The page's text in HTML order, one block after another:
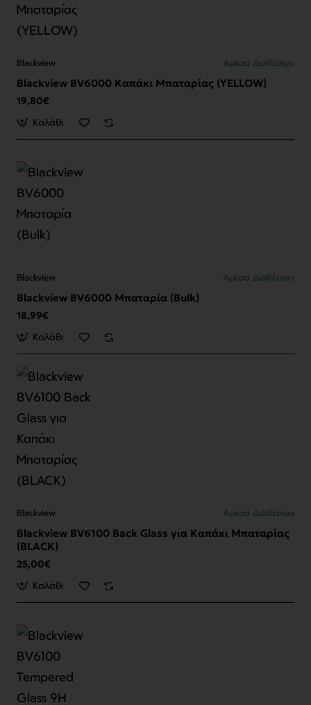
Blackview Άμεσα Διαθέσιμο
Blackview BV6000 Καπάκι Μπαταρίας (YELLOW)
19,80€
Καλάθι
Blackview Άμεσα Διαθέσιμο
Blackview BV6000 Μπαταρία (Bulk)
18,99€
Καλάθι
Blackview Άμεσα Διαθέσιμο
Blackview BV6100 Back Glass για Καπάκι Μπαταρίας
(BLACK)
25,00€
Καλάθι